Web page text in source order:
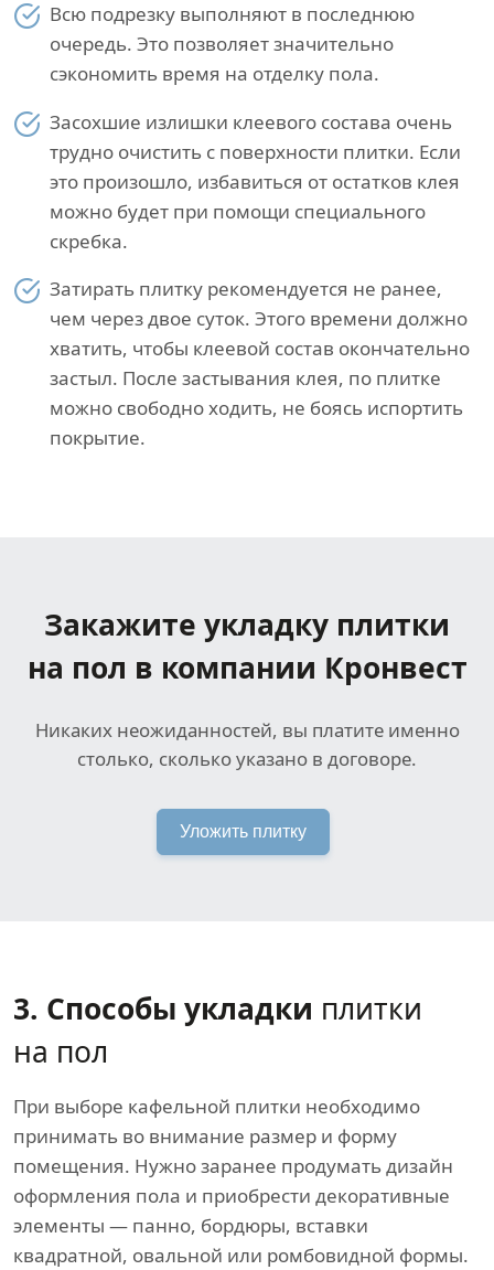
Всю подрезку выполняют в последнюю
очередь. Это позволяет значительно
сэкономить время на отделку пола.
Засохшие излишки клеевого состава очень
трудно очистить с поверхности плитки. Если
это произошло, избавиться от остатков клея
можно будет при помощи специального
скребка.
Затирать плитку рекомендуется не ранее,
чем через двое суток. Этого времени должно
хватить, чтобы клеевой состав окончательно
застыл. После застывания клея, по плитке
можно свободно ходить, не боясь испортить
покрытие.
Закажите укладку плитки
на пол в компании Кронвест
Никаких неожиданностей, вы платите именно
столько, сколько указано в договоре.
Уложить плитку
3. Способы укладки плитки
на пол
При выборе кафельной плитки необходимо
принимать во внимание размер и форму
помещения. Нужно заранее продумать дизайн
оформления пола и приобрести декоративные
элементы — панно, бордюры, вставки
квадратной, овальной или ромбовидной формы.